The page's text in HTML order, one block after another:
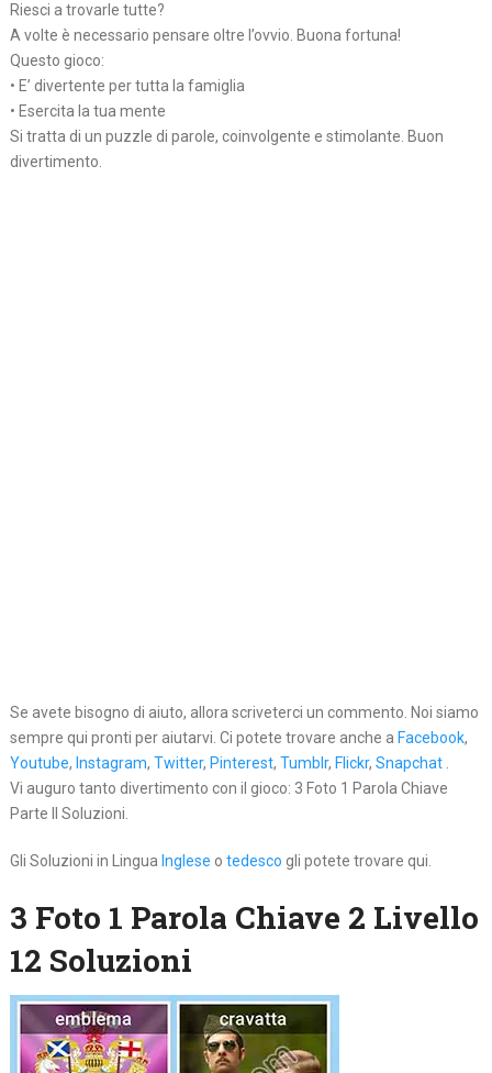
Riesci a trovarle tutte?
A volte è necessario pensare oltre l’ovvio. Buona fortuna!
Questo gioco:
• E’ divertente per tutta la famiglia
• Esercita la tua mente
Si tratta di un puzzle di parole, coinvolgente e stimolante. Buon
divertimento.
Se avete bisogno di aiuto, allora scriveterci un commento. Noi siamo
sempre qui pronti per aiutarvi. Ci potete trovare anche a Facebook,
Youtube, Instagram, Twitter, Pinterest, Tumblr, Flickr, Snapchat.
Vi auguro tanto divertimento con il gioco: 3 Foto 1 Parola Chiave
Parte II Soluzioni.
Gli Soluzioni in Lingua Inglese o tedesco gli potete trovare qui.
3 Foto 1 Parola Chiave 2 Livello
12 Soluzioni